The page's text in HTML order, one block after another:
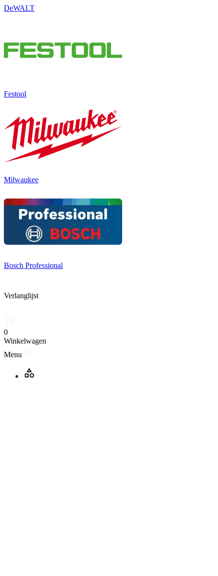
DeWALT
Festool
Milwaukee
Bosch Professional
Verlanglijst
0
Winkelwagen
Menu